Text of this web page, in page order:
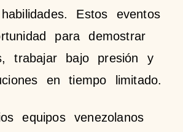
Estos eventos
para demostrar
trabajar bajo presión y
en tiempo limitado.
equipos venezolanos